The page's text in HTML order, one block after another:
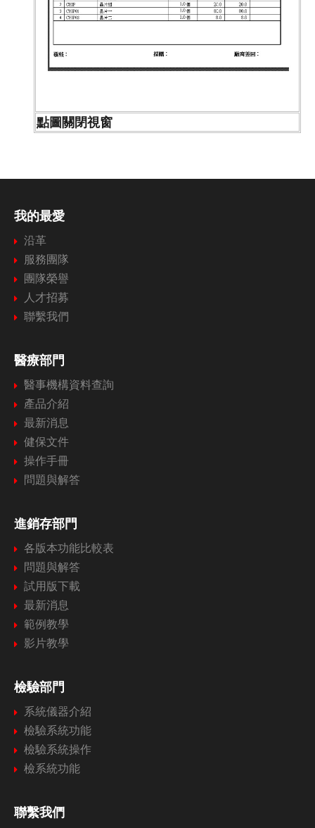
點圖關閉視窗
我的最愛
沿革
服務團隊
團隊榮譽
人才招募
聯繫我們
醫療部門
醫事機構資料查詢
產品介紹
最新消息
健保文件
操作手冊
問題與解答
進銷存部門
各版本功能比較表
問題與解答
試用版下載
最新消息
範例教學
影片教學
檢驗部門
系統儀器介紹
檢驗系統功能
檢驗系統操作
檢系統功能
聯繫我們